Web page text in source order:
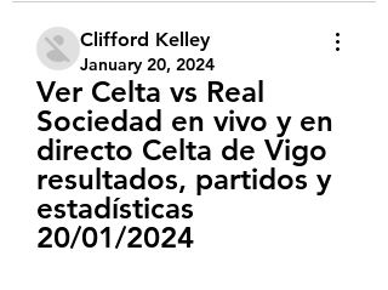
Clifford Kelley
January 20, 2024
Ver Celta vs Real
Sociedad en vivo y en
directo Celta de Vigo
resultados, partidos y
estadísticas
20/01/2024